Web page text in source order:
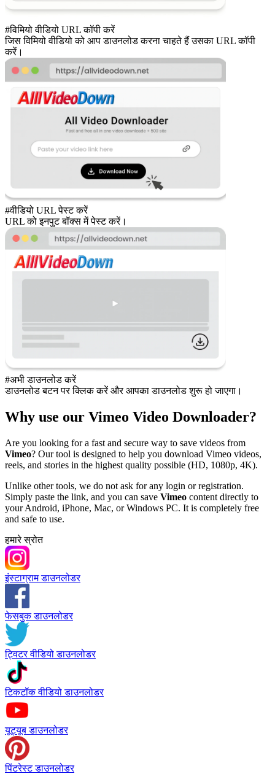
#विमियो वीडियो URL कॉपी करें
जिस विमियो वीडियो को आप डाउनलोड करना चाहते हैं उसका URL कॉपी
करें।
#वीडियो URL पेस्ट करें
URL को इनपुट बॉक्स में पेस्ट करें।
#अभी डाउनलोड करें
डाउनलोड बटन पर क्लिक करें और आपका डाउनलोड शुरू हो जाएगा।
Why use our Vimeo Video Downloader?
Are you looking for a fast and secure way to save videos from
Vimeo? Our tool is designed to help you download Vimeo videos,
reels, and stories in the highest quality possible (HD, 1080p, 4K).
Unlike other tools, we do not ask for any login or registration.
Simply paste the link, and you can save Vimeo content directly to
your Android, iPhone, Mac, or Windows PC. It is completely free
and safe to use.
हमारे स्रोत
इंस्टाग्राम डाउनलोडर
फेसबुक डाउनलोडर
ट्विटर वीडियो डाउनलोडर
टिकटॉक वीडियो डाउनलोडर
यूट्यूब डाउनलोडर
पिंटरेस्ट डाउनलोडर